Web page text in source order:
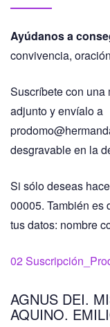
Ayúdanos a
convivencia,
Suscríbete con
adjunto y envíalo a
desgravable en la
Si sólo deseas
00005. También es
tus datos: nombre
02
AGNUS DEI.
AQUINO.